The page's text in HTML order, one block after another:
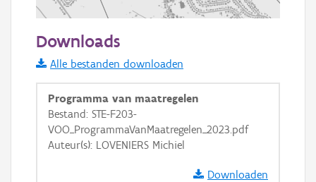
Informatie Vlaanderen
i
+ −
Downloads
Alle bestanden downloaden
Programma van maatregelen
Bestand: STE-F203-
VOO_ProgrammaVanMaatregelen_2023.pdf
Auteur(s): LOVENIERS Michiel
Downloaden